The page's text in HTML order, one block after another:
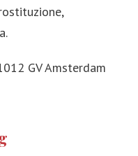
GV Amsterdam